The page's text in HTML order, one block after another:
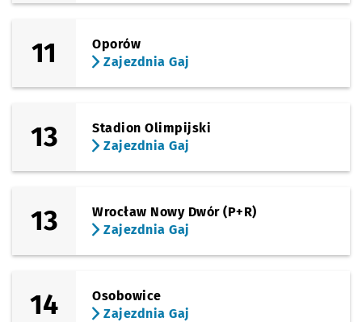
11
Oporów
Zajezdnia Gaj
13
Stadion Olimpijski
Zajezdnia Gaj
13
Wrocław Nowy Dwór (P+R)
Zajezdnia Gaj
14
Osobowice
Zajezdnia Gaj